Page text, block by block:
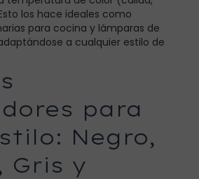
los hace ideales como
para cocina y lámparas de
a cualquier estilo de
para
Negro,
Gris y